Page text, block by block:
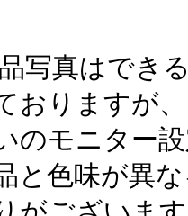
写真はでき
おりますが、
のモニター
と色味が異